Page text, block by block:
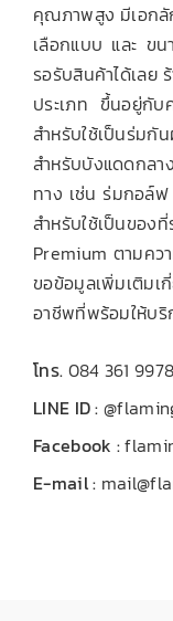
คุณภาพสูง มีเอกลั
เลือกแบบ และ ข
รอรับสินค้าได้เลย
ประเภท ขึ้นอยู่กับ
สำหรับใช้เป็นร่ม
สำหรับบังแดดกล
ทาง เช่น ร่มกอล์
สำหรับใช้เป็นของ
Premium ตามค
ขอข้อมูลเพิ่มเติม
อาชีพที่พร้อมให้บ
โทร. 084 361 9978
LINE ID :
Facebook :
E-mail :